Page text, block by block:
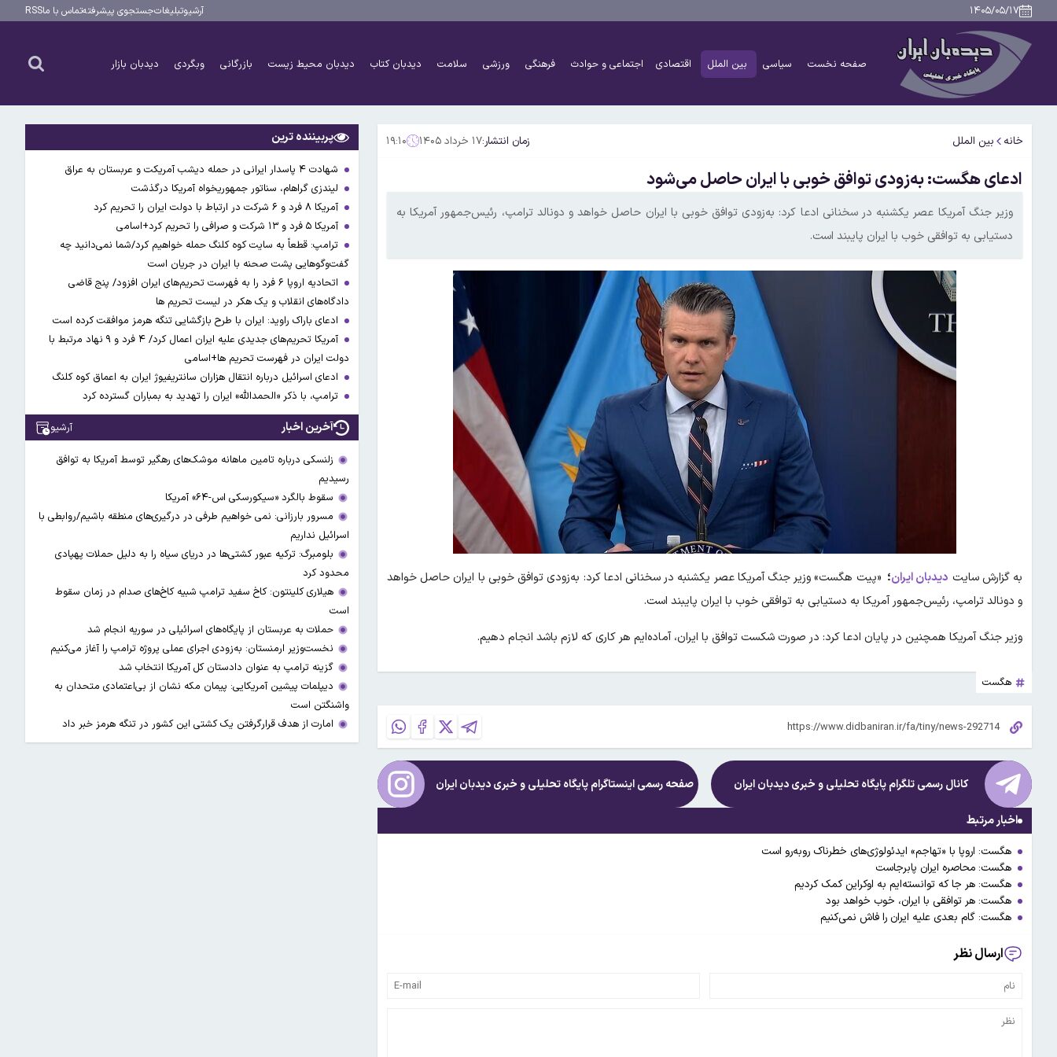
۱۴۰۵/۰۵/۱۷ آرشیوتبلیغاتجستجوی پیشرفتهتماس با ماRSS
صفحه نخست سیاسی بین الملل اقتصادی اجتماعی و حوادث فرهنگی ورزشی سلامت دیدبان کتاب دیدبان محیط زیست بازرگانی وبگردی دیدبان بازار
خانه بین الملل زمان انتشار:۱۷ خرداد ۱۴۰۵ ۱۹:۱۰
ادعای هگست: به‌زودی توافق خوبی با ایران حاصل می‌شود
وزیر جنگ آمریکا عصر یکشنبه در سخنانی ادعا کرد: به‌زودی توافق خوبی با ایران حاصل خواهد و دونالد ترامپ، رئیس‌جمهور آمریکا به
دستیابی به توافقی خوب با ایران پایبند است.
به گزارش سایت دیدبان ایران؛ «پیت هگست» وزیر جنگ آمریکا عصر یکشنبه در سخنانی ادعا کرد: به‌زودی توافق خوبی با ایران حاصل خواهد
و دونالد ترامپ، رئیس‌جمهور آمریکا به دستیابی به توافقی خوب با ایران پایبند است.
وزیر جنگ آمریکا همچنین در پایان ادعا کرد: در صورت شکست توافق با ایران، آماده‌ایم هر کاری که لازم باشد انجام دهیم.
هگست
کانال رسمی تلگرام پایگاه تحلیلی و خبریدیدبان ایران صفحه رسمی اینستاگرام پایگاه تحلیلی و خبریدیدبان ایران
اخبار مرتبط
هگست: اروپا با «تهاجم» ایدئولوژی‌های خطرناک روبه‌رو است
هگست: محاصره ایران پابرجاست
هگست: هر جا که توانسته‌ایم به اوکراین کمک کردیم
هگست: هر توافقی با ایران، خوب خواهد بود
هگست: گام بعدی علیه ایران را فاش نمی‌کنیم
ارسال نظر
پربیننده ترین
شهادت ۴ پاسدار ایرانی در حمله دیشب آمریکت و عربستان به عراق
لیندزی گراهام، سناتور جمهوریخواه آمریکا درگذشت
آمریکا ۸ فرد و ۶ شرکت در ارتباط با دولت ایران را تحریم کرد
آمریکا ۵ فرد و ۱۳ شرکت و صرافی را تحریم کرد+اسامی
ترامپ: قطعاً به سایت کوه کلنگ حمله خواهیم کرد/شما نمی‌دانید چه
گفت‌وگوهایی پشت صحنه با ایران در جریان است
اتحادیه اروپا ۶ فرد را به فهرست تحریم‌های ایران افزود/ پنج قاضی
دادگاه‌های انقلاب و یک هکر در لیست تحریم ها
ادعای باراک راوید: ایران با طرح بازگشایی تنگه هرمز موافقت کرده است
آمریکا تحریم‌های جدیدی علیه ایران اعمال کرد/ ۴ فرد و ۹ نهاد مرتبط با
دولت ایران در فهرست تحریم ها+اسامی
ادعای اسرائیل درباره انتقال هزاران سانتریفیوژ ایران به اعماق کوه کلنگ
ترامپ، با ذکر «الحمدالله» ایران را تهدید به بمباران گسترده کرد
آخرین اخبار آرشیو
زلنسکی درباره تامین ماهانه موشک‌های رهگیر توسط آمریکا به توافق
رسیدیم
سقوط بالگرد «سیکورسکی اس-۶۴» آمریکا
مسرور بارزانی: نمی خواهیم طرفی در درگیری‌های منطقه باشیم/روابطی با
اسرائیل نداریم
بلومبرگ: ترکیه عبور کشتی‌ها در دریای سیاه را به دلیل حملات پهپادی
محدود کرد
هیلاری کلینتون: کاخ سفید ترامپ شبیه کاخ‌های صدام در زمان سقوط
است
حملات به عربستان از پایگاه‌های اسرائیلی در سوریه انجام شد
نخست‌وزیر ارمنستان: به‌زودی اجرای عملی پروژه ترامپ را آغاز می‌کنیم
گزینه ترامپ به عنوان دادستان کل آمریکا انتخاب شد
دیپلمات پیشین آمریکایی: پیمان مکه نشان از بی‌اعتمادی متحدان به
واشنگتن است
امارت از هدف قرارگرفتن یک کشتی این کشور در تنگه هرمز خبر داد